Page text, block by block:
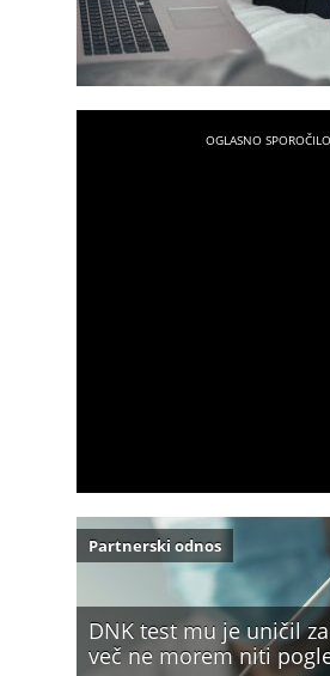
DNK test mu je uničil
več ne morem niti
Partnerski odnos